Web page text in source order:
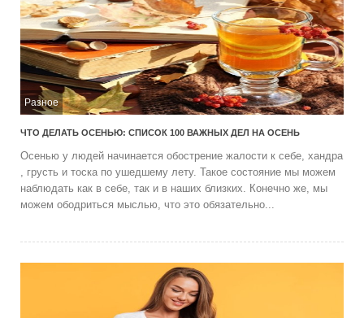
Разное
ЧТО ДЕЛАТЬ ОСЕНЬЮ: СПИСОК 100 ВАЖНЫХ ДЕЛ НА ОСЕНЬ
Осенью у людей начинается обострение жалости к себе, хандра
, грусть и тоска по ушедшему лету. Такое состояние мы можем
наблюдать как в себе, так и в наших близких. Конечно же, мы
можем ободриться мыслью, что это обязательно...